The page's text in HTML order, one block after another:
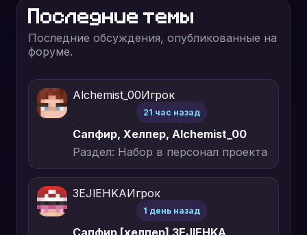
Последние темы
Последние обсуждения, опубликованные на
форуме.
Alchemist_00Игрок
21 час назад
Сапфир, Хелпер, Alchemist_00
Раздел: Набор в персонал проекта
3EJlEHKAИгрок
1 день назад
Сапфир [хелпер] 3EJlEHKA